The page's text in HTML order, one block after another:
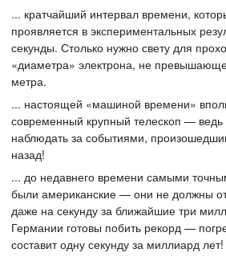
... кратчайший интервал времени,
проявляется в экспериментальных
секунды. Столько нужно свету для
«диаметра» электрона, не
метра.
... настоящей «машиной времени»
современный крупный телескоп —
наблюдать за событиями,
назад!
... до недавнего времени самыми
были американские — они не должны
даже на секунду за ближайшие три
Германии готовы побить рекорд —
составит одну секунду за миллиард лет!